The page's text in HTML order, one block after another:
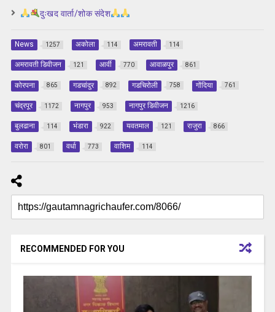
दुःखद वार्ता/शोक संदेश
News 1257 अकोला 114 अमरावती 114
अमरावती डिवीजन 121 आर्वी 770 आवाळपुर 861
कोरपना 865 गडचांदुर 892 गडचिरोली 758 गोंदिया 761
चंद्रपूर 1172 नागपुर 953 नागपुर डिवीजन 1216
बुलढाना 114 भंडारा 922 यवतमाल 121 राजुरा 866
वरोरा 801 वर्धा 773 वाशिम 114
RECOMMENDED FOR YOU